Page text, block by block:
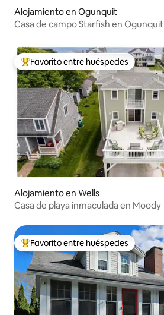
Alojamiento en Ogunquit
Casa de campo Starfish en Ogunquit
Favorito entre huéspedes preferido
Favorito entre huéspedes
Alojamiento en Wells
Casa de playa inmaculada en Moody
Favorito entre huéspedes preferido
Favorito entre huéspedes